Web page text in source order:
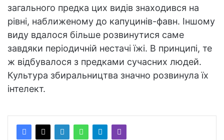
загального предка цих видів знаходився на
рівні, наближеному до капуцинів-фавн. Іншому
виду вдалося більше розвинутися саме
завдяки періодичній нестачі їжі. В принципі, те
ж відбувалося з предками сучасних людей.
Культура збиральництва значно розвинула їх
інтелект.